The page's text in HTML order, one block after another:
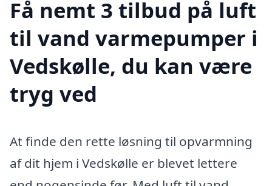
Få nemt 3 tilbud på luft
til vand varmepumper i
Vedskølle, du kan være
tryg ved
At finde den rette løsning til opvarmning
af dit hjem i Vedskølle er blevet lettere